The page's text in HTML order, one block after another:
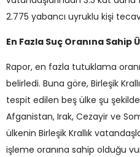
2.775 yabancı uyruklu kişi
En Fazla Suç Oranına Sahip
Rapor, en fazla tutuklama
belirledi. Buna göre, Birleşik
tespit edilen beş ülke şu şekilde
Afganistan, Irak, Cezayir ve
ülkenin Birleşik Krallık
işleme oranına sahip olduğu